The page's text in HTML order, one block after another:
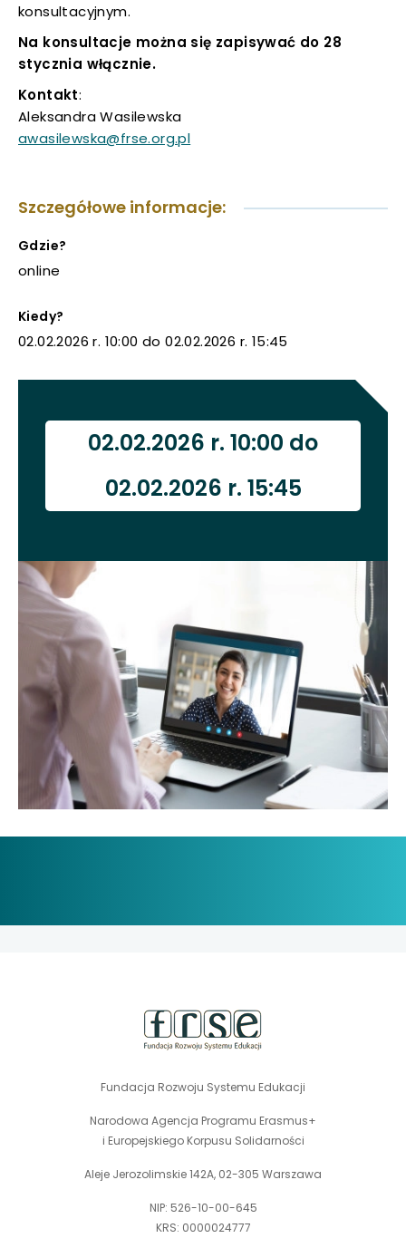
konsultacyjnym.
Na konsultacje można się zapisywać do 28
stycznia włącznie.
Kontakt:
Aleksandra Wasilewska
awasilewska@frse.org.pl
Szczegółowe informacje:
Gdzie?
online
Kiedy?
02.02.2026 r. 10:00 do 02.02.2026 r. 15:45
02.02.2026 r. 10:00 do
02.02.2026 r. 15:45
Fundacja Rozwoju Systemu Edukacji
Narodowa Agencja Programu Erasmus+
i Europejskiego Korpusu Solidarności
Aleje Jerozolimskie 142A, 02-305 Warszawa
NIP: 526-10-00-645
KRS: 0000024777